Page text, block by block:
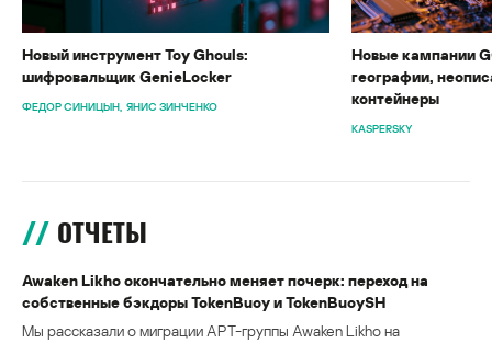
Новый инструмент Toy Ghouls:
шифровальщик GenieLocker
ФЕДОР СИНИЦЫН ЯНИС ЗИНЧЕНКО
Новые кампании
географии,
контейнеры
KASPERSKY
ОТЧЕТЫ
Awaken Likho окончательно меняет почерк: переход на
собственные бэкдоры TokenBuoy и TokenBuoySH
Мы рассказали о миграции APT-группы Awaken Likho на